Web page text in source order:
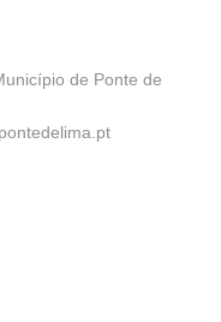
de Ponte de